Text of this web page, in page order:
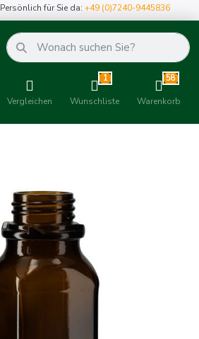
Persönlich für Sie da:+49 (0)7240-9445836
Vergleichen
1
Wunschliste
58
Warenkorb